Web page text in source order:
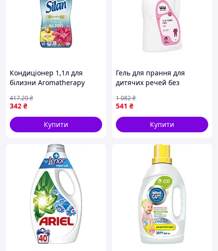
Кондиціонер 1,1л для
білизни Aromatherapy
BP
342 ₴
417.20₴
Купити
Гель для прання для
дитячих речей без
8163897
541 ₴
1 082₴
Купити